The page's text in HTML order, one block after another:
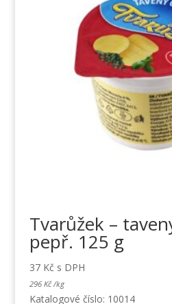
Tvarůžek –
pepř. 125 g
37 Kč s DPH
296 Kč /kg
Katalogové číslo: 10014